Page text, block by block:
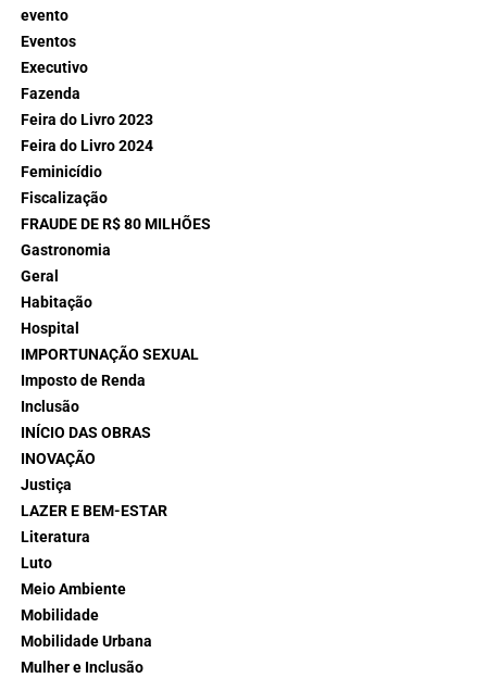
evento
Eventos
Executivo
Fazenda
Feira do Livro 2023
Feira do Livro 2024
Feminicídio
Fiscalização
FRAUDE DE R$ 80 MILHÕES
Gastronomia
Geral
Habitação
Hospital
IMPORTUNAÇÃO SEXUAL
Imposto de Renda
Inclusão
INÍCIO DAS OBRAS
INOVAÇÃO
Justiça
LAZER E BEM-ESTAR
Literatura
Luto
Meio Ambiente
Mobilidade
Mobilidade Urbana
Mulher e Inclusão